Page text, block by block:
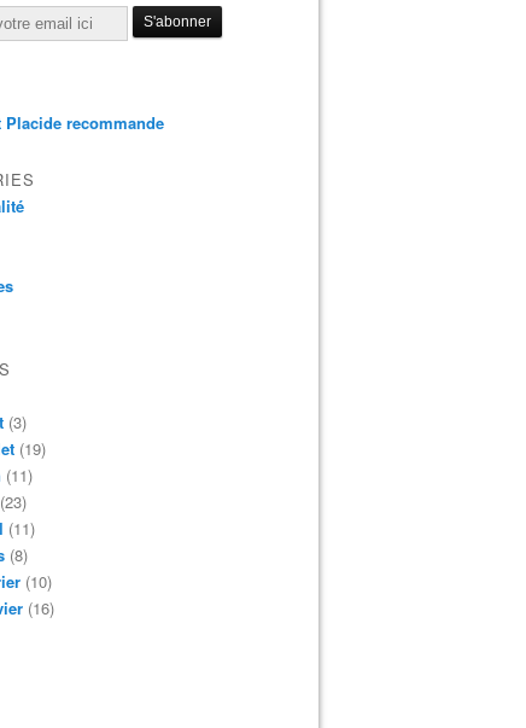
Placide recommande
(3)
(19)
(11)
(23)
(11)
(8)
(10)
(16)